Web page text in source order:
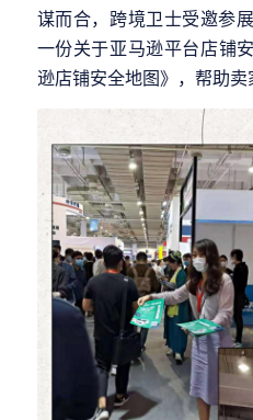
谋而合，跨境卫士受邀参
一份关于亚马逊平台店铺
逊店铺安全地图》，帮助卖